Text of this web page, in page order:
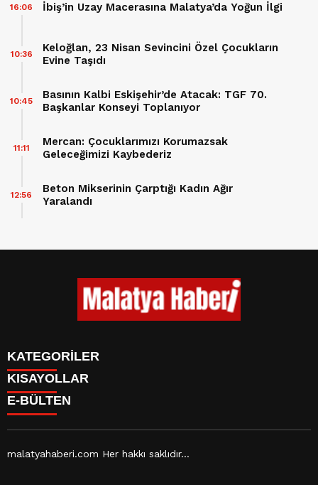
İbiş’in Uzay Macerasına Malatya’da Yoğun İlgi
16:06
Keloğlan, 23 Nisan Sevincini Özel Çocukların
Evine Taşıdı
10:36
Basının Kalbi Eskişehir’de Atacak: TGF 70.
Başkanlar Konseyi Toplanıyor
10:45
Mercan: Çocuklarımızı Korumazsak
Geleceğimizi Kaybederiz
11:11
Beton Mikserinin Çarptığı Kadın Ağır
Yaralandı
12:56
KATEGORİLER
GÜNDEM
ASAYİŞ
EKONOMİ
YAŞAM
SPOR
KISAYOLLAR
CANLI BORSA
CANLI TV
FİKSTÜR
E-BÜLTEN
malatyahaberi.com Her hakkı saklıdır...